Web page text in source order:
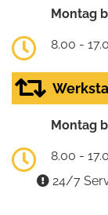
Montag
8.00 -
Montag
8.00 -
24/7